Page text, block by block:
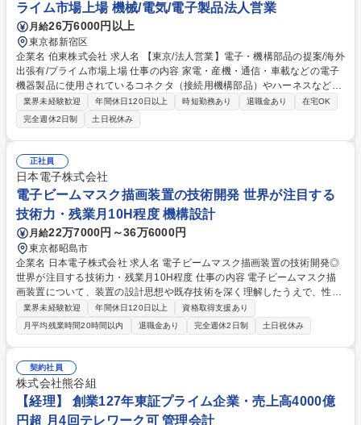
ライム市場上場 機械/電気/電子製品法人営業
月給26万6000円以上
東京都新宿区
企業名 伯東株式会社 求人名 【東京/法人営業】電子・機構部品の提案/海外
出張有/プライム市場上場 仕事の内容 家電・産機・通信・車載などの電子
機器製品に使用されているコネクタ（接続用機構部品）やハーネスなど電
子・機構部品の国内営業をお任せいたします。 ■コネクタ、ハーネス、熱
対策部品等の国内向け提案営業■既存顧客の深耕および新規仕入先･商材･
顧客の開拓■海外仕入先(中国/台湾等)との連携および製品選定･仕様提案■
海外工場監査への立会い(中国/台湾/ベトナム等への出張あり)■入社後は同
行を通じ知識を習得。商材が幅広く仕入先･社内のサポート体制も万全。
専門性を深めながらら成長できます。アジア圏の海外拠点によるサポート
もあり、グローバルに挑戦できます。 募集職種 【東京/法人営業】電子・
機構部品の提案/海外出張有/プライム市場上場
業界未経験歓迎 年間休日120日以上 時短勤務あり 退職金あり
在宅OK
完全週休2日制
土日祝休み
正社員
日本電子株式会社
電子ビームマスク描画装置の技術開発 世界が注目する
技術力・残業月10H程度 機構設計
月給22万7000円～36万6000円
東京都昭島市
企業名 日本電子株式会社 求人名 電子ビームマスク描画装置の技術開発◎
世界が注目する技術力・残業月10H程度 仕事の内容 電子ビームマスク描
画装置について、装置の設計思想や既存技術を深く理解したうえで、性能
向上や信頼性改善、用途拡張などを目的とした技術開発および装置改良を
担当いただきます。 既存機の改良に加え、新製品開発にも携わり、蓄積さ
れた技術やノウハウを活かしながら装置の汎用性を高め、より幅広い用
途・アプリケーションで価値を発揮できる装置・製品群へと進化させてい
く役割を担っていただきます。 【職務詳細】 ・技術課題の整理および改
良方針の立案 ・新製品開発における、仕様検討、技術検証、評価業務への
参画 等 募集職種 電子ビームマスク描画装置の技術開発◎世界が注目する
技術力・残業月10H程度
業界未経験歓迎 年間休日120日以上
資格取得支援あり
月平均残業時間20時間以内
退職金あり 完全週休2日制 土日祝休み
契約社員
株式会社熊谷組
【経理】 創業127年東証プライム企業・売上高4000億
円超 月4回テレワーク可 管理会計